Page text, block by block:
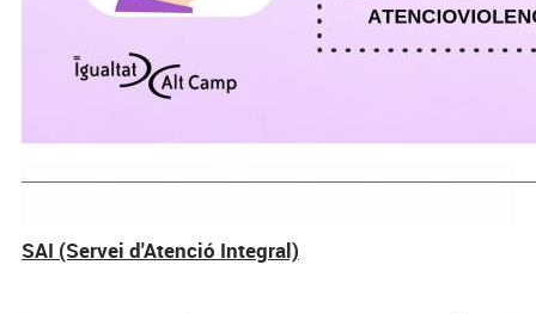
SAI (Servei d'Atenció Integral)